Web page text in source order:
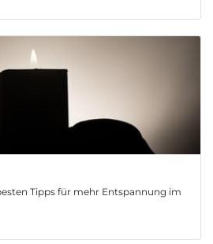
Tipps für mehr Entspannung im